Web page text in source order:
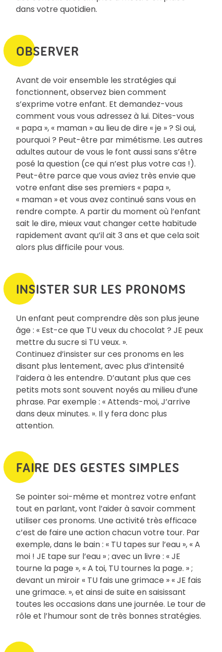
dans votre quotidien.
OBSERVER
Avant de voir ensemble les stratégies qui
fonctionnent, observez bien comment
s’exprime votre enfant. Et demandez-vous
comment vous vous adressez à lui. Dites-vous
« papa », « maman » au lieu de dire « je » ? Si oui,
pourquoi ? Peut-être par mimétisme. Les autres
adultes autour de vous le font aussi sans s’être
posé la question (ce qui n’est plus votre cas !).
Peut-être parce que vous aviez très envie que
votre enfant dise ses premiers « papa »,
« maman » et vous avez continué sans vous en
rendre compte. A partir du moment où l’enfant
sait le dire, mieux vaut changer cette habitude
rapidement avant qu’il ait 3 ans et que cela soit
alors plus difficile pour vous.
INSISTER SUR LES PRONOMS
Un enfant peut comprendre dès son plus jeune
âge : « Est-ce que TU veux du chocolat ? JE peux
mettre du sucre si TU veux. ».
Continuez d’insister sur ces pronoms en les
disant plus lentement, avec plus d’intensité
l’aidera à les entendre. D’autant plus que ces
petits mots sont souvent noyés au milieu d’une
phrase. Par exemple : « Attends-moi, J’arrive
dans deux minutes. ». Il y fera donc plus
attention.
FAIRE DES GESTES SIMPLES
Se pointer soi-même et montrez votre enfant
tout en parlant, vont l’aider à savoir comment
utiliser ces pronoms. Une activité très efficace
c’est de faire une action chacun votre tour. Par
exemple, dans le bain : « TU tapes sur l’eau », « A
moi ! JE tape sur l’eau » ; avec un livre : « JE
tourne la page », « A toi, TU tournes la page. » ;
devant un miroir « TU fais une grimace » « JE fais
une grimace. », et ainsi de suite en saisissant
toutes les occasions dans une journée. Le tour de
rôle et l’humour sont de très bonnes stratégies.